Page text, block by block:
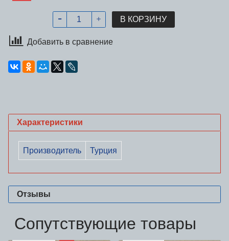
В КОРЗИНУ
Добавить в сравнение
Характеристики
Производитель Турция
Отзывы
Сопутствующие товары